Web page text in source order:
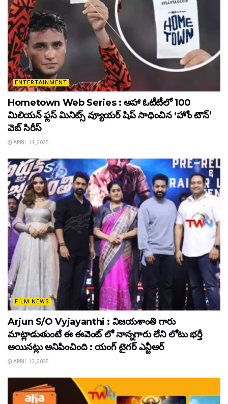
ENTERTAINMENT
Hometown Web Series : ఆహా ఓటీటీలో 100
మిలియన్ ఫ్లస్ మినిట్స్ వ్యూయర్ షిప్ సాధించిన ‘హోం టౌన్’
వెబ్ సిరీస్
APRIL 14, 2025
FILM NEWS
Arjun S/O Vyjayanthi : విజయశాంతి గారు
మాట్లాడుతుంటే ఈ ఈవెంట్ లో నాన్నగారు లేని లోటు భర్తీ
అయినట్లు అనిపించింది : యంగ్ టైగర్ ఎన్టీఆర్
APRIL 13, 2025